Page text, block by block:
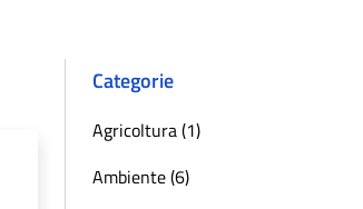
Categorie
Agricoltura (1)
Ambiente (6)